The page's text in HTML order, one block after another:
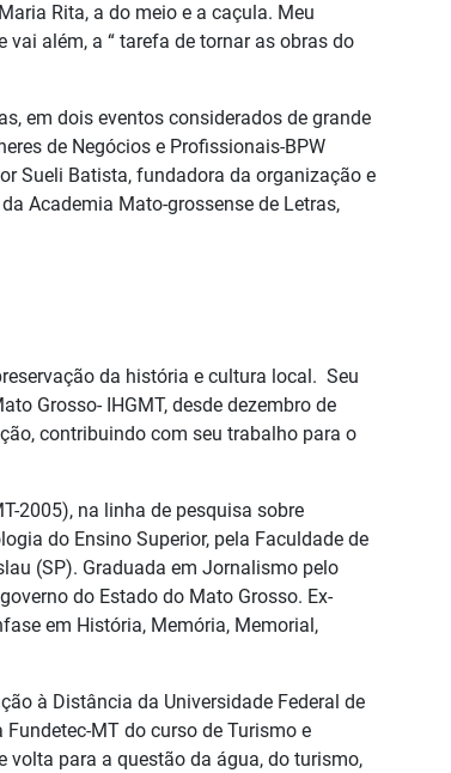
Rita, a do meio e a caçula. Meu
além, a “ tarefa de tornar as obras do
em dois eventos considerados de grande
de Negócios e Profissionais-BPW
Sueli Batista, fundadora da organização e
Academia Mato-grossense de Letras,
da história e cultura local. Seu
Grosso- IHGMT, desde dezembro de
contribuindo com seu trabalho para o
2005), na linha de pesquisa sobre
do Ensino Superior, pela Faculdade de
(SP). Graduada em Jornalismo pelo
do Estado do Mato Grosso. Ex-
em História, Memória, Memorial,
à Distância da Universidade Federal de
MT do curso de Turismo e
volta para a questão da água, do turismo,